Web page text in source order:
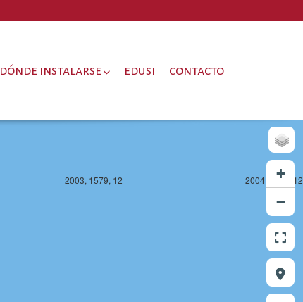
dónde instalarse edusi contacto
2003, 1579, 12 2004, 1579, 12
+
−